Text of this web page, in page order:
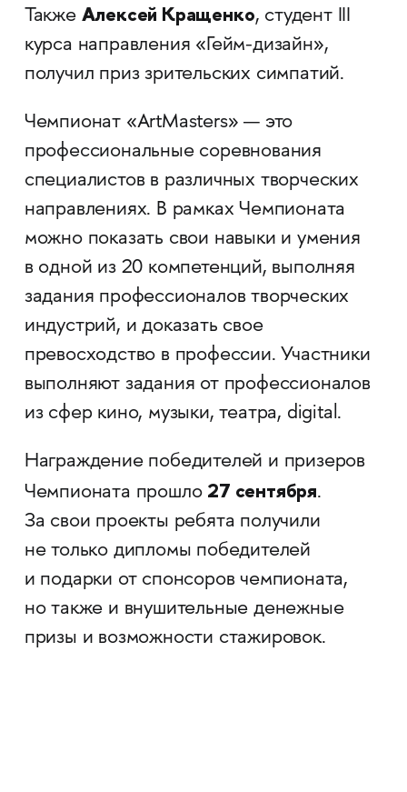
Также Алексей Кращенко, студент III
курса направления «Гейм-дизайн»,
получил приз зрительских симпатий.
Чемпионат «ArtMasters» — это
профессиональные соревнования
специалистов в различных творческих
направлениях. В рамках Чемпионата
можно показать свои навыки и умения
в одной из 20 компетенций, выполняя
задания профессионалов творческих
индустрий, и доказать свое
превосходство в профессии. Участники
выполняют задания от профессионалов
из сфер кино, музыки, театра, digital.
Награждение победителей и призеров
Чемпионата прошло 27 сентября.
За свои проекты ребята получили
не только дипломы победителей
и подарки от спонсоров чемпионата,
но также и внушительные денежные
призы и возможности стажировок.